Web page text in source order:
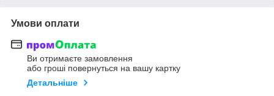
Умови оплати
Ви отримаєте замовлення
або гроші повернуться на вашу картку
Детальніше